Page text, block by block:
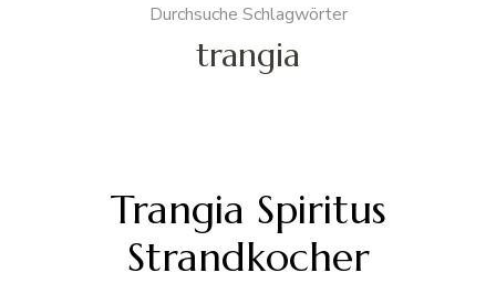
Durchsuche Schlagwörter
trangia
Trangia Spiritus
Strandkocher